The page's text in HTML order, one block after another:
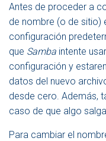
Antes de proceder a
de nombre (o de sitio)
configuración
que Samba intente
configuración y
datos del nuevo
desde cero. Además,
caso de que algo
Para cambiar el